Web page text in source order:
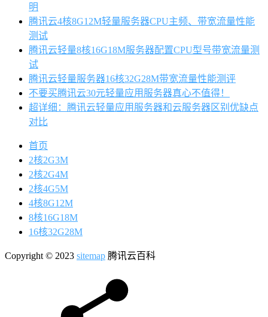
明
腾讯云4核8G12M轻量服务器CPU主频、带宽流量性能
测试
腾讯云轻量8核16G18M服务器配置CPU型号带宽流量测
试
腾讯云轻量服务器16核32G28M带宽流量性能测评
不要买腾讯云30元轻量应用服务器真心不值得！
超详细：腾讯云轻量应用服务器和云服务器区别优缺点
对比
首页
2核2G3M
2核2G4M
2核4G5M
4核8G12M
8核16G18M
16核32G28M
Copyright © 2023 sitemap 腾讯云百科